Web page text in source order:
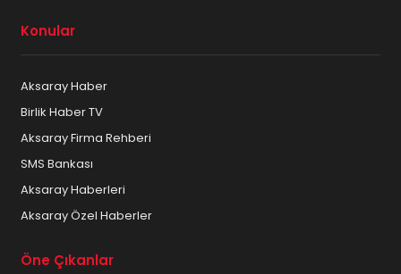
Konular
Aksaray Haber
Birlik Haber TV
Aksaray Firma Rehberi
SMS Bankası
Aksaray Haberleri
Aksaray Özel Haberler
Öne Çıkanlar